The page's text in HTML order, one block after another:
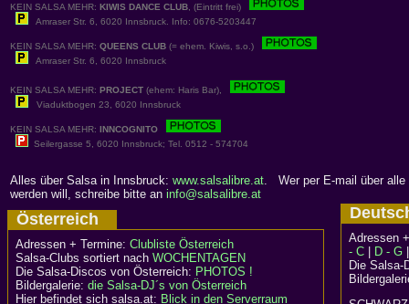
KEIN SALSA MEHR: KIWIS DANCE CLUB, (Eintritt frei)
Amraser Str. 6, 6020 Innsbruck. Info: 0676-5203447
KEIN SALSA MEHR: QUEENS CLUB (= ehem. Kiwis, s.o.)
Amraser Str. 6, 6020 Innsbruck
KEIN SALSA MEHR: PROJECT (ehem: Haris Bar),
Viaduktbogen 23, 6020 Innsbruck
KEIN SALSA MEHR: INNCOGNITO
Seilergasse 5, 6020 Innsbruck; Tel. 0512 - 574704
Alles über Salsa in Innsbruck: www.salsalibre.at. Wer per E-mail über alle
werden will, schreibe bitte an info@salsalibre.at
Österreich
Adressen + Termine: Clubliste Österreich
Salsa-Clubs sortiert nach WOCHENTAGEN
Die Salsa-Discos von Österreich: PHOTOS !
Bildergalerie: die Salsa-DJ´s von Österreich
Hier befindet sich salsa.at: Blick in den Serverraum
Adressen
- C
D - G
Die